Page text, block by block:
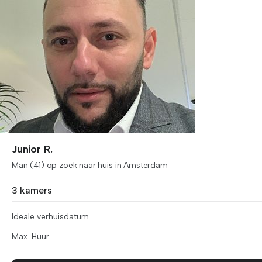
Junior R.
Man (41) op zoek naar huis in Amsterdam
3 kamers
Ideale verhuisdatum
Max. Huur